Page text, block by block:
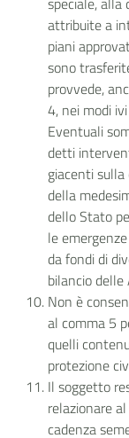
attribuite a
piani
sono
provvede,
4, nei modi
Eventuali
detti
giacenti
della
dello Stato
le
da fondi di
bilancio
Non è
al comma 5
quelli
protezione
Il soggetto
relazionare
cadenza